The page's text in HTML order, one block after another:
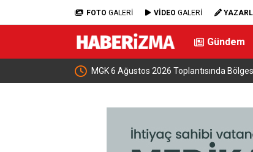
FOTO GALERİ VİDEO GALERİ
Gündem
MGK 6 Ağustos 2026 Toplantısında